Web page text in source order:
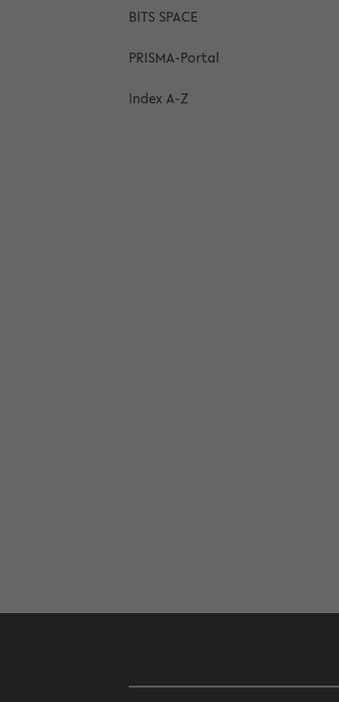
BITS SPACE
PRISMA-​Portal
Index A-Z